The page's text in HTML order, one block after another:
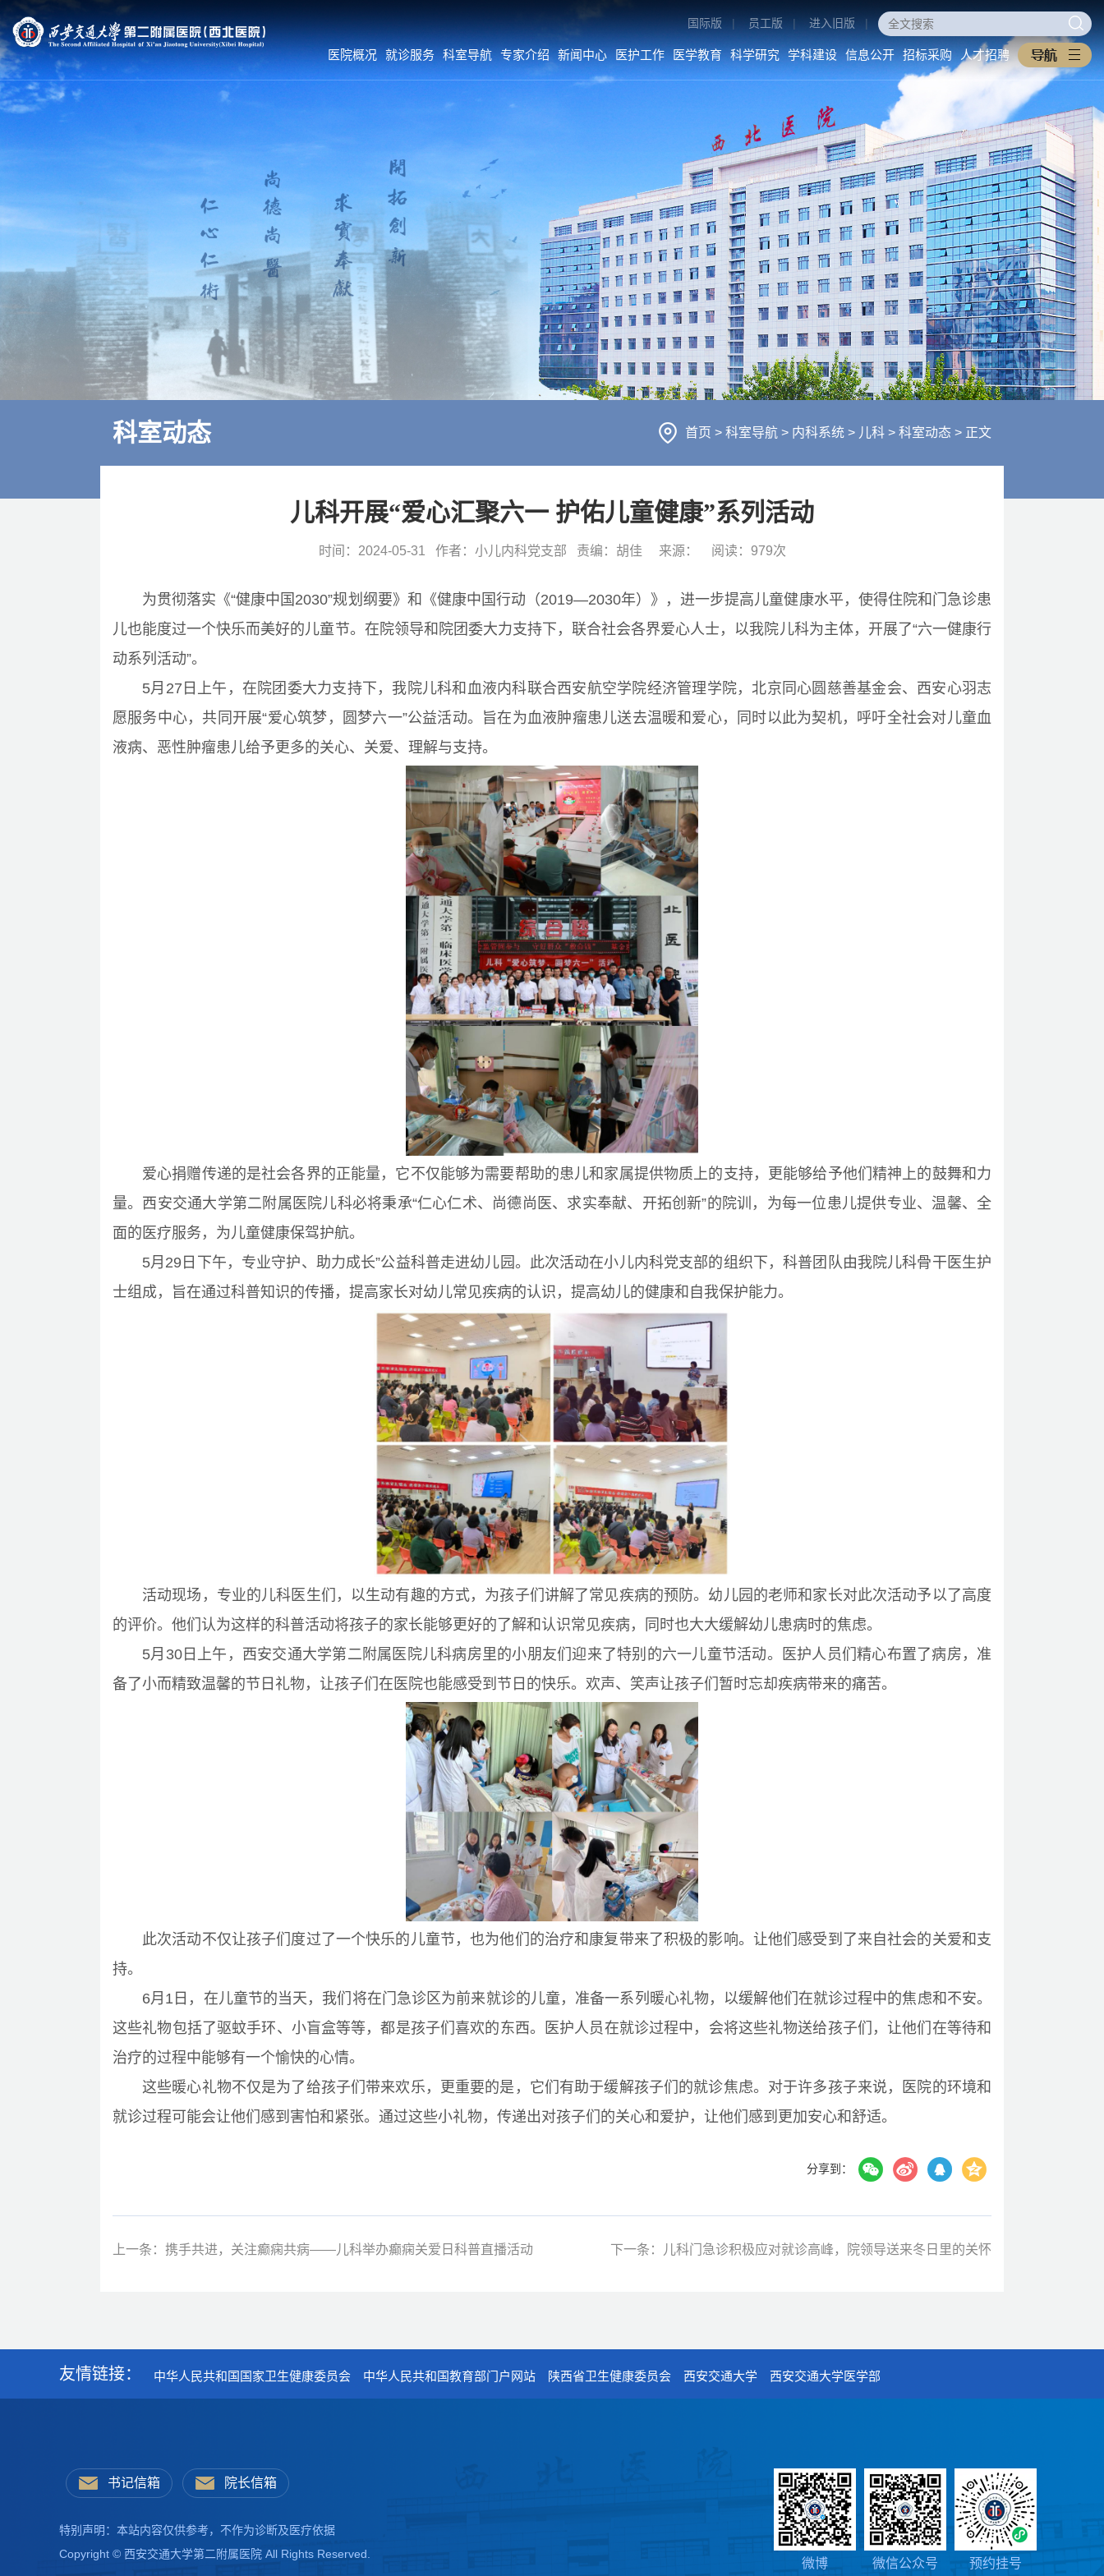
医院概况
医保服务
护理到家
就诊须知
就医流程
多学科诊疗
特色医疗
病院•中心
外科系统
医技•平台
病院•中心
科室动态
人文关怀
媒体二院
公告
数字院报
护理动态
医学教育
本科生教育
研究生教育
住培专培
继续教育
教学之窗
规章制度
下载专区
科学研究
科研动态
科研管理
学科建设
重点学科
医工交叉
中西医协同旗舰医院
信息公开
医院概况
医院环境
行风建设
招标采购
采购公告
中标公告
人才招聘
微博 微信公众号 预约挂号
电话：029-87679000（总机）
国际版 | 员工版 | 进入旧版 |
医院概况 就诊服务 科室导航 专家介绍 新闻中心 医护工作 医学教育 科学研究 学科建设 信息公开 招标采购 人才招聘
科室动态 首页 > 科室导航 > 内科系统 > 儿科 > 科室动态 > 正文
儿科开展“爱心汇聚六一 护佑儿童健康”系列活动
时间：2024-05-31 作者：小儿内科党支部 责编：胡佳 来源： 阅读： 979次
为贯彻落实《“健康中国2030”规划纲要》和《健康中国行动（2019—2030年）》，进一步提高儿童健康水平，使得住院和门急诊患
儿也能度过一个快乐而美好的儿童节。在院领导和院团委大力支持下，联合社会各界爱心人士，以我院儿科为主体，开展了“六一健康行
动系列活动”。
5月27日上午，在院团委大力支持下，我院儿科和血液内科联合西安航空学院经济管理学院，北京同心圆慈善基金会、西安心羽志
愿服务中心，共同开展“爱心筑梦，圆梦六一”公益活动。旨在为血液肿瘤患儿送去温暖和爱心，同时以此为契机，呼吁全社会对儿童血
液病、恶性肿瘤患儿给予更多的关心、关爱、理解与支持。
爱心捐赠传递的是社会各界的正能量，它不仅能够为需要帮助的患儿和家属提供物质上的支持，更能够给予他们精神上的鼓舞和力
量。西安交通大学第二附属医院儿科必将秉承“仁心仁术、尚德尚医、求实奉献、开拓创新”的院训，为每一位患儿提供专业、温馨、全
面的医疗服务，为儿童健康保驾护航。
5月29日下午，专业守护、助力成长”公益科普走进幼儿园。此次活动在小儿内科党支部的组织下，科普团队由我院儿科骨干医生护
士组成，旨在通过科普知识的传播，提高家长对幼儿常见疾病的认识，提高幼儿的健康和自我保护能力。
活动现场，专业的儿科医生们，以生动有趣的方式，为孩子们讲解了常见疾病的预防。幼儿园的老师和家长对此次活动予以了高度
的评价。他们认为这样的科普活动将孩子的家长能够更好的了解和认识常见疾病，同时也大大缓解幼儿患病时的焦虑。
5月30日上午，西安交通大学第二附属医院儿科病房里的小朋友们迎来了特别的六一儿童节活动。医护人员们精心布置了病房，准
备了小而精致温馨的节日礼物，让孩子们在医院也能感受到节日的快乐。欢声、笑声让孩子们暂时忘却疾病带来的痛苦。
此次活动不仅让孩子们度过了一个快乐的儿童节，也为他们的治疗和康复带来了积极的影响。让他们感受到了来自社会的关爱和支
持。
6月1日，在儿童节的当天，我们将在门急诊区为前来就诊的儿童，准备一系列暖心礼物，以缓解他们在就诊过程中的焦虑和不安。
这些礼物包括了驱蚊手环、小盲盒等等，都是孩子们喜欢的东西。医护人员在就诊过程中，会将这些礼物送给孩子们，让他们在等待和
治疗的过程中能够有一个愉快的心情。
这些暖心礼物不仅是为了给孩子们带来欢乐，更重要的是，它们有助于缓解孩子们的就诊焦虑。对于许多孩子来说，医院的环境和
就诊过程可能会让他们感到害怕和紧张。通过这些小礼物，传递出对孩子们的关心和爱护，让他们感到更加安心和舒适。
分享到：
上一条：携手共进，关注癫痫共病——儿科举办癫痫关爱日科普直播活动 下一条：儿科门急诊积极应对就诊高峰，院领导送来冬日里的关怀
友情链接： 中华人民共和国国家卫生健康委员会 中华人民共和国教育部门户网站 陕西省卫生健康委员会 西安交通大学 西安交通大学医学部
微博 微信公众号 预约挂号
书记信箱 院长信箱
特别声明：本站内容仅供参考，不作为诊断及医疗依据
Copyright © 西安交通大学第二附属医院 All Rights Reserved.